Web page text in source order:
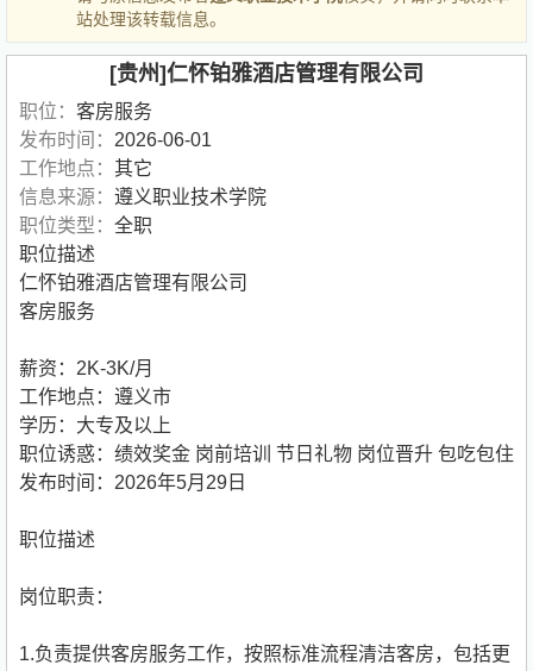
站处理该转载信息。
[贵州]仁怀铂雅酒店管理有限公司
职位： 客房服务
发布时间： 2026-06-01
工作地点： 其它
信息来源： 遵义职业技术学院
职位类型： 全职
职位描述
仁怀铂雅酒店管理有限公司
客房服务
薪资：2K-3K/月
工作地点：遵义市
学历：大专及以上
职位诱惑：绩效奖金 岗前培训 节日礼物 岗位晋升 包吃包住
发布时间：2026年5月29日
职位描述
岗位职责：
1.负责提供客房服务工作，按照标准流程清洁客房，包括更